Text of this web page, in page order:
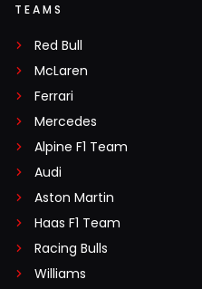
TEAMS
Red Bull
McLaren
Ferrari
Mercedes
Alpine F1 Team
Audi
Aston Martin
Haas F1 Team
Racing Bulls
Williams